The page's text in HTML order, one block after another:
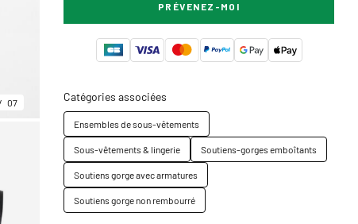
07
PRÉVENEZ-MOI
Catégories associées
Ensembles de sous-vêtements
Sous-vêtements & lingerie
Soutiens-gorges emboîtants
Soutiens gorge avec armatures
Soutiens gorge non rembourré